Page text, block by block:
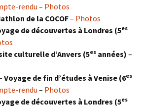
rendu – Photos
de la COCOF– Photos
de découvertes à Londres (5es
culturelle d’Anvers (5es années) –
Voyage de fin d’études à Venise (6es
rendu – Photos
de découvertes à Londres (5es